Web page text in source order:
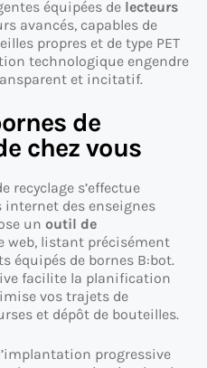
équipées de lecteurs
avancés, capables de
propres et de type PET
technologique engendre
et incitatif.
de
chez vous
recyclage s’effectue
des enseignes
un outil de
web, listant précisément
équipés de bornes B:bot.
facilite la planification
vos trajets de
et dépôt de bouteilles.
progressive